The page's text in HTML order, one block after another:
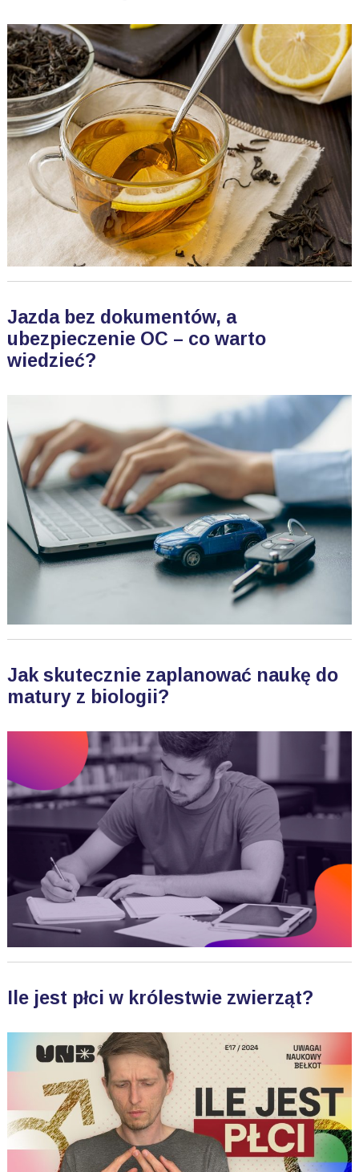
Jazda bez dokumentów, a
ubezpieczenie OC – co warto
wiedzieć?
Jak skutecznie zaplanować naukę do
matury z biologii?
Ile jest płci w królestwie zwierząt?